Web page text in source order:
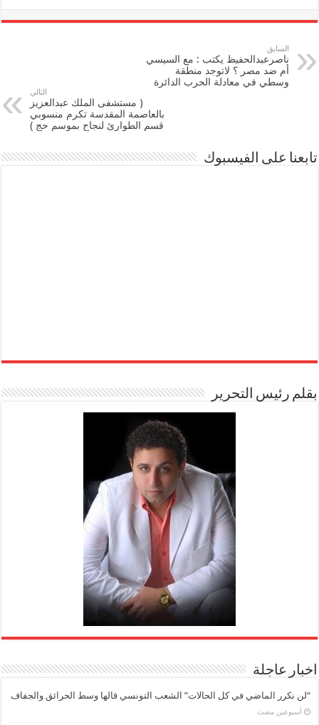
السابق
ناصرعبدالحفيظ يكتب : مع السيسي
أم ضد مصر ؟ لاتوجد منطقة
وسطي في معادلة الحرب الدائرة
التالي
( مستشفى الملك عبدالعزيز
بالعاصمة المقدسة تكرم منسوبي
قسم الطوارئ لنجاح بموسم حج )
تابعنا على الفيسبوك
بقلم رئيس التحرير
اخبار عاجلة
“لن نكرر الماضي في كل الحالات” الشعب التونسي قالها وسط الحرائق والجفاف
‏أسبوعين مضت